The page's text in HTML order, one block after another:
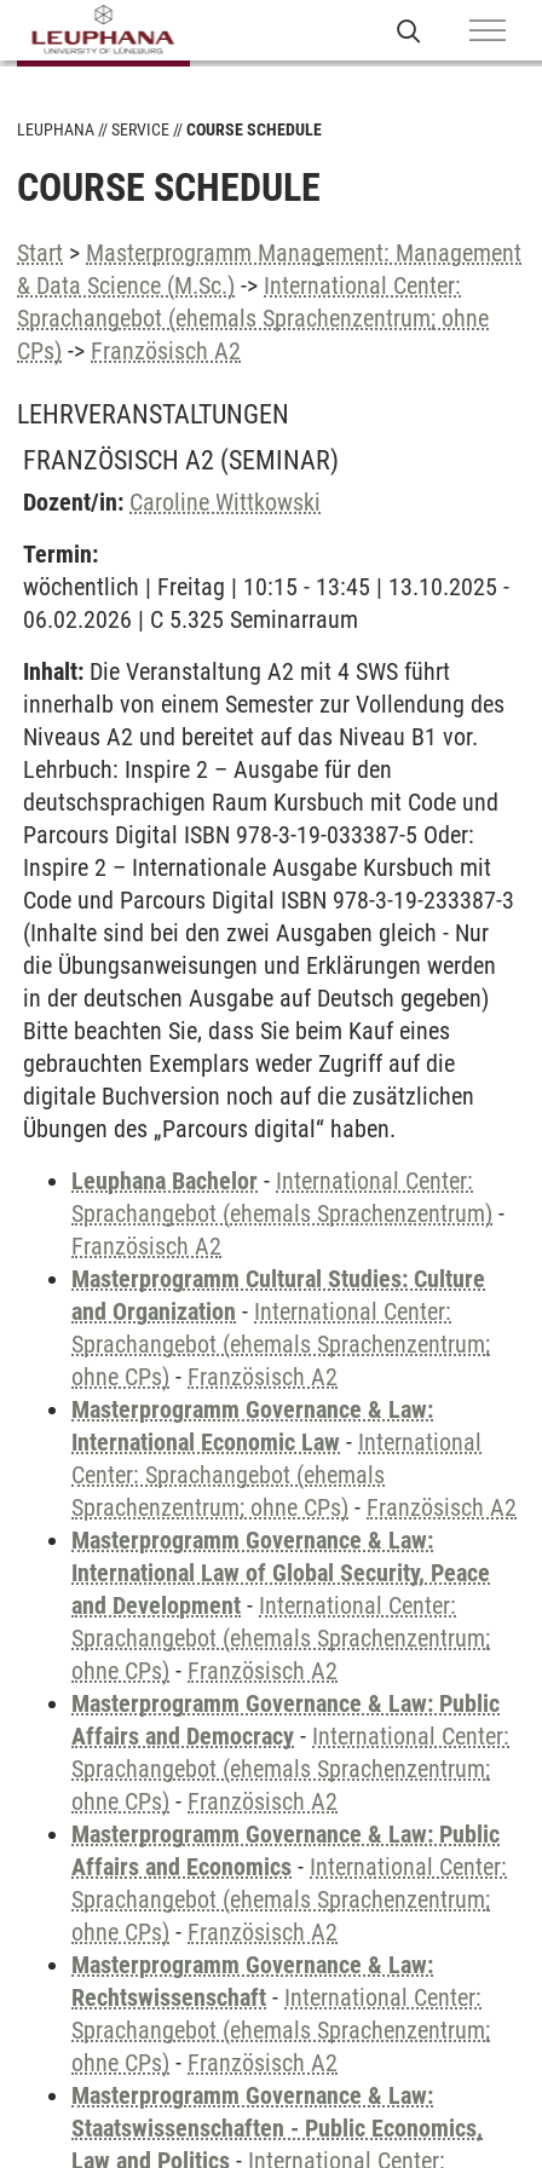
LEUPHANA SERVICE COURSE SCHEDULE
COURSE SCHEDULE
Start > Masterprogramm Management: Management
& Data Science (M.Sc.) -> International Center:
Sprachangebot (ehemals Sprachenzentrum; ohne
CPs) -> Französisch A2
LEHRVERANSTALTUNGEN
FRANZÖSISCH A2 (SEMINAR)
Dozent/in: Caroline Wittkowski
Termin:
wöchentlich | Freitag | 10:15 - 13:45 | 13.10.2025 -
06.02.2026 | C 5.325 Seminarraum
Inhalt: Die Veranstaltung A2 mit 4 SWS führt
innerhalb von einem Semester zur Vollendung des
Niveaus A2 und bereitet auf das Niveau B1 vor.
Lehrbuch: Inspire 2 – Ausgabe für den
deutschsprachigen Raum Kursbuch mit Code und
Parcours Digital ISBN 978-3-19-033387-5 Oder:
Inspire 2 – Internationale Ausgabe Kursbuch mit
Code und Parcours Digital ISBN 978-3-19-233387-3
(Inhalte sind bei den zwei Ausgaben gleich - Nur
die Übungsanweisungen und Erklärungen werden
in der deutschen Ausgabe auf Deutsch gegeben)
Bitte beachten Sie, dass Sie beim Kauf eines
gebrauchten Exemplars weder Zugriff auf die
digitale Buchversion noch auf die zusätzlichen
Übungen des „Parcours digital“ haben.
Leuphana Bachelor - International Center:
Sprachangebot (ehemals Sprachenzentrum) -
Französisch A2
Masterprogramm Cultural Studies: Culture
and Organization - International Center:
Sprachangebot (ehemals Sprachenzentrum;
ohne CPs) - Französisch A2
Masterprogramm Governance & Law:
International Economic Law - International
Center: Sprachangebot (ehemals
Sprachenzentrum; ohne CPs) - Französisch A2
Masterprogramm Governance & Law:
International Law of Global Security, Peace
and Development - International Center:
Sprachangebot (ehemals Sprachenzentrum;
ohne CPs) - Französisch A2
Masterprogramm Governance & Law: Public
Affairs and Democracy - International Center:
Sprachangebot (ehemals Sprachenzentrum;
ohne CPs) - Französisch A2
Masterprogramm Governance & Law: Public
Affairs and Economics - International Center:
Sprachangebot (ehemals Sprachenzentrum;
ohne CPs) - Französisch A2
Masterprogramm Governance & Law:
Rechtswissenschaft - International Center:
Sprachangebot (ehemals Sprachenzentrum;
ohne CPs) - Französisch A2
Masterprogramm Governance & Law:
Staatswissenschaften - Public Economics,
Law and Politics - International Center: